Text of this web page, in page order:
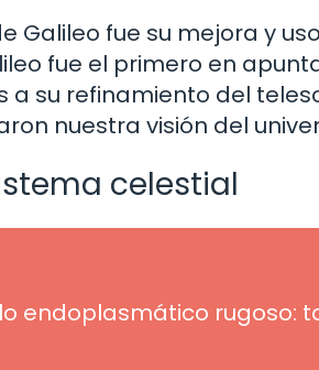
fue su mejora y
fue el primero en
a su refinamiento del
nuestra visión del
celestial
endoplasmático rugoso: